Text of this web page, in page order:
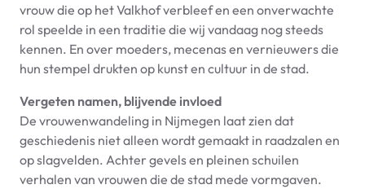
vrouw die op het Valkhof verbleef en een onverwachte
rol speelde in een traditie die wij vandaag nog steeds
kennen. En over moeders, mecenas en vernieuwers die
hun stempel drukten op kunst en cultuur in de stad.
Vergeten namen, blijvende invloed
De vrouwenwandeling in Nijmegen laat zien dat
geschiedenis niet alleen wordt gemaakt in raadzalen en
op slagvelden. Achter gevels en pleinen schuilen
verhalen van vrouwen die de stad mede vormgaven.